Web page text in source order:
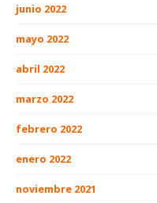
junio 2022
mayo 2022
abril 2022
marzo 2022
febrero 2022
enero 2022
noviembre 2021